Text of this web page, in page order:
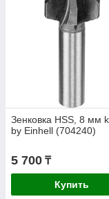
Зенковка HSS, 8 мм
by Einhell (704240)
5 700 ₸
Купить